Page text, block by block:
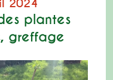
2024
plantes
greffage